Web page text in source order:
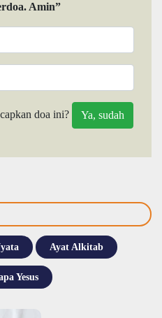
Amin”
doa ini?
Ayat Alkitab
Yesus